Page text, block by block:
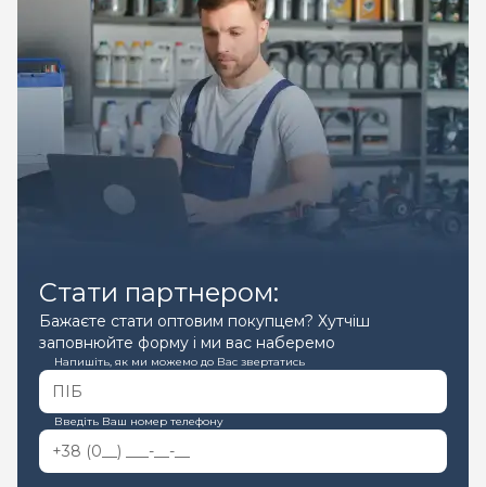
Стати партнером:
Бажаєте стати оптовим покупцем? Хутчіш
заповнюйте форму і ми вас наберемо
Напишіть, як ми можемо до Вас звертатись
Введіть Ваш номер телефону